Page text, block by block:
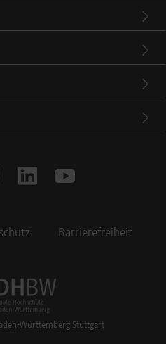
linkedinyoutube
Barrierefreiheit
Württemberg Stuttgart